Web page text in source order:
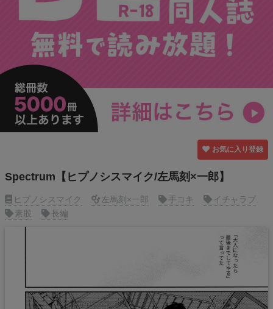
お気に入り登録
Spectrum【ヒプノシスマイク/左馬刻×一郎】
ヒプノシスマイク 左馬刻×一郎 手コキ
イチャラブ
素股
長編